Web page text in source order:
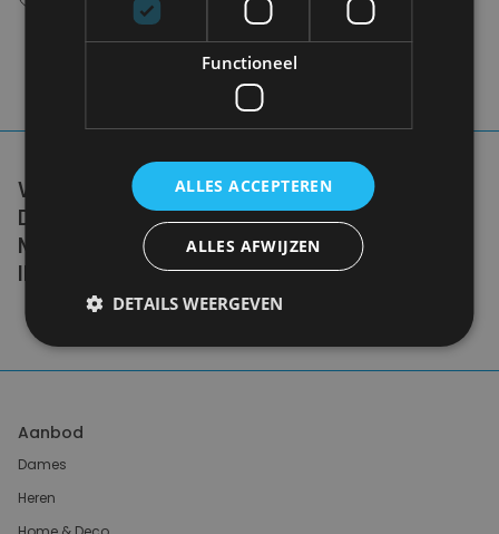
WE DON'T NEED A HANDFUL OF PEOPLE
DOING ZERO WASTE PERFECTLY. WE NEED
MILLIONS OF PEOPLE DOING IT
IMPERFECTLY.
Aanbod
Dames
Heren
Functioneel
ALLES ACCEPTEREN
ALLES AFWIJZEN
DETAILS WEERGEVEN